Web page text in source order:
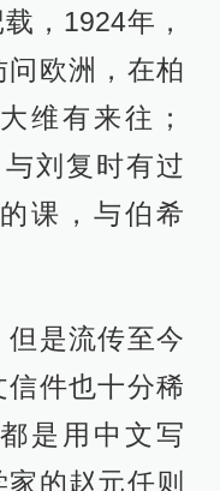
，1924年，
欧洲，在柏
维有来往；
刘复时有过
课，与伯希
但是流传至今
件也十分稀
是用中文写
的赵元任则